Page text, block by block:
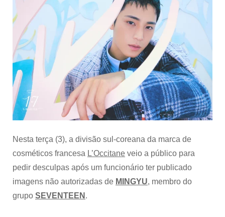
após
funcionário
ter
vazado
imagens
não
autorizadas
de
MINGYU
(SEVENTEEN)
Nesta terça (3), a divisão sul-coreana da marca de
cosméticos francesa L’Occitane veio a público para
pedir desculpas após um funcionário ter publicado
imagens não autorizadas de MINGYU, membro do
grupo SEVENTEEN .